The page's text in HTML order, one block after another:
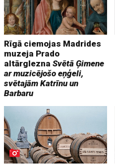
Rīgā ciemojas Madrides
muzeja Prado
altārgleznaSvētā Ģimene
ar muzicējošo eņģeli,
svētajām Katrīnu un
Barbaru